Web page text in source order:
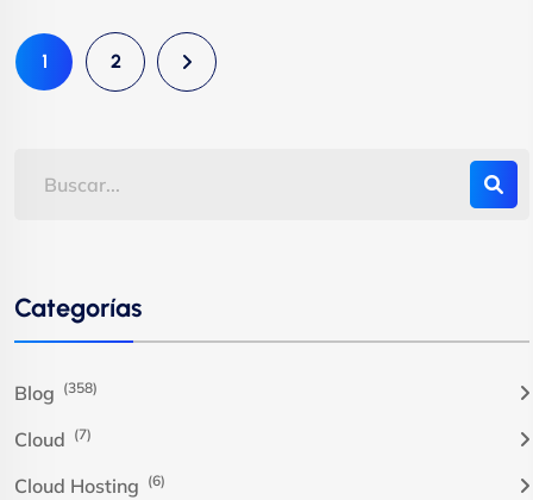
1 2
Categorías
Blog (358)
Cloud (7)
Cloud Hosting (6)